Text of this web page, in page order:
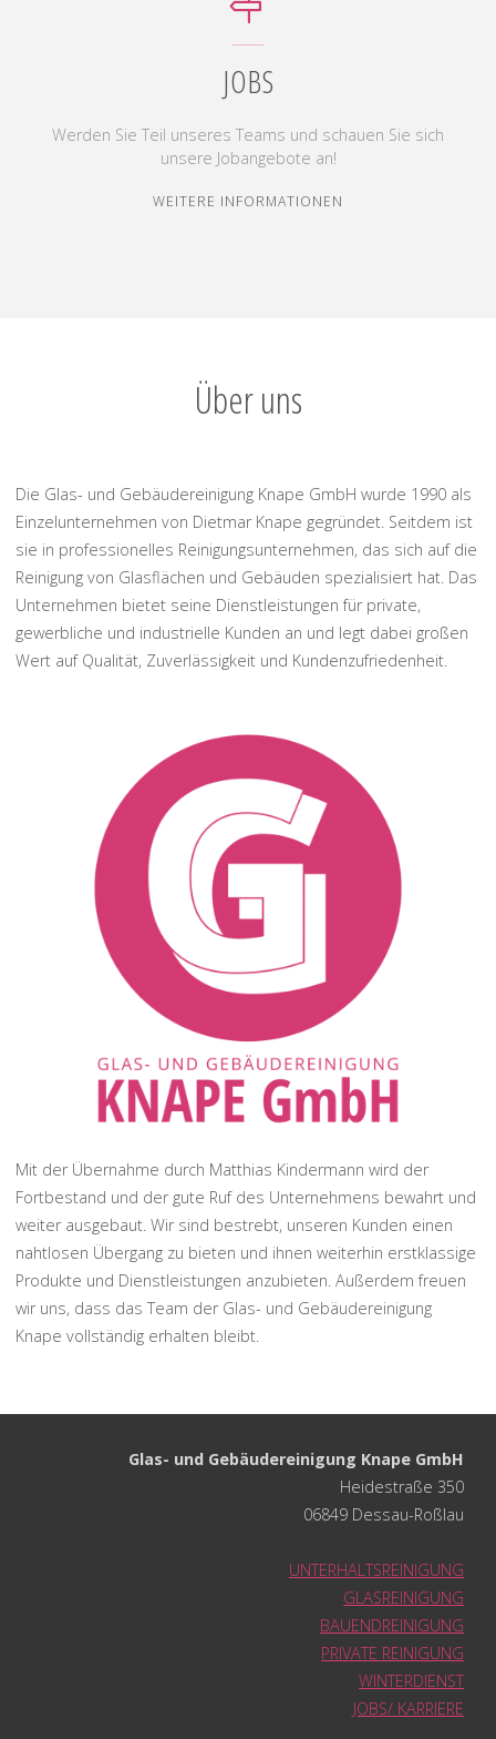
JOBS
Werden Sie Teil unseres Teams und schauen Sie sich
unsere Jobangebote an!
WEITERE INFORMATIONEN
Über uns
Die Glas- und Gebäudereinigung Knape GmbH wurde 1990 als
Einzelunternehmen von Dietmar Knape gegründet. Seitdem ist
sie in professionelles Reinigungsunternehmen, das sich auf die
Reinigung von Glasflächen und Gebäuden spezialisiert hat. Das
Unternehmen bietet seine Dienstleistungen für private,
gewerbliche und industrielle Kunden an und legt dabei großen
Wert auf Qualität, Zuverlässigkeit und Kundenzufriedenheit.
Mit der Übernahme durch Matthias Kindermann wird der
Fortbestand und der gute Ruf des Unternehmens bewahrt und
weiter ausgebaut. Wir sind bestrebt, unseren Kunden einen
nahtlosen Übergang zu bieten und ihnen weiterhin erstklassige
Produkte und Dienstleistungen anzubieten. Außerdem freuen
wir uns, dass das Team der Glas- und Gebäudereinigung
Knape vollständig erhalten bleibt.
Glas- und Gebäudereinigung Knape GmbH
Heidestraße 350
06849 Dessau-Roßlau
UNTERHALTSREINIGUNG
GLASREINIGUNG
BAUENDREINIGUNG
PRIVATE REINIGUNG
WINTERDIENST
JOBS/ KARRIERE